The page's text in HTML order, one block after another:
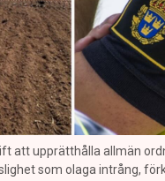
att upprätthålla allmän
som olaga intrång,